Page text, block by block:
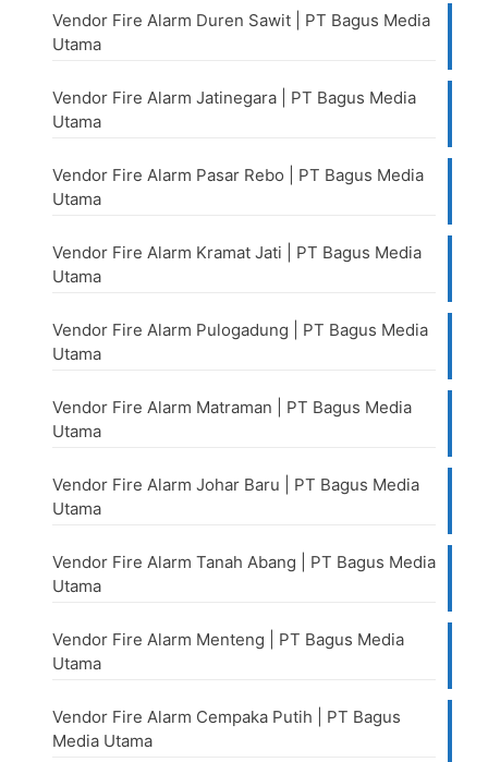
Vendor Fire Alarm Duren Sawit | PT Bagus Media
Utama
Vendor Fire Alarm Jatinegara | PT Bagus Media
Utama
Vendor Fire Alarm Pasar Rebo | PT Bagus Media
Utama
Vendor Fire Alarm Kramat Jati | PT Bagus Media
Utama
Vendor Fire Alarm Pulogadung | PT Bagus Media
Utama
Vendor Fire Alarm Matraman | PT Bagus Media
Utama
Vendor Fire Alarm Johar Baru | PT Bagus Media
Utama
Vendor Fire Alarm Tanah Abang | PT Bagus Media
Utama
Vendor Fire Alarm Menteng | PT Bagus Media
Utama
Vendor Fire Alarm Cempaka Putih | PT Bagus
Media Utama